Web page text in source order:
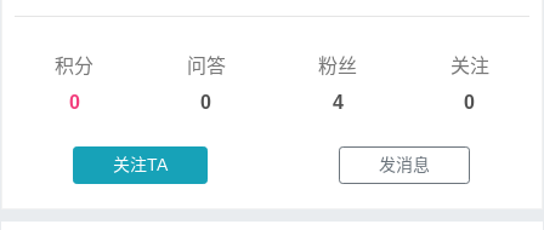
积分
0
问答
0
粉丝
4
关注
0
关注TA 发消息